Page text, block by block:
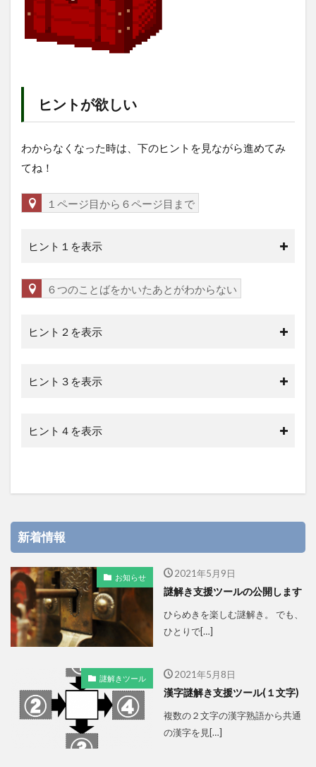
ヒントが欲しい
わからなくなった時は、下のヒントを見ながら進めてみ
てね！
１ページ目から６ページ目まで
ヒント１を表示
６つのことばをかいたあとがわからない
ヒント２を表示
ヒント３を表示
ヒント４を表示
新着情報
お知らせ 2021年5月9日
謎解き支援ツールの公開します
ひらめきを楽しむ謎解き。 でも、
ひとりで[…]
謎解きツール 2021年5月8日
漢字謎解き支援ツール(１文字)
複数の２文字の漢字熟語から共通
の漢字を見[…]